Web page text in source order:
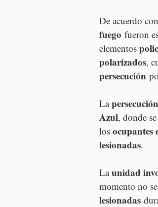
De acuerdo
fuego fueron
elementos
polarizados,
persecución
La persecución
Azul, donde
los ocupantes
lesionadas.
La unidad
momento no
lesionadas